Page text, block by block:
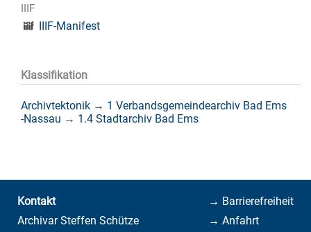
IIIF
IIIF-Manifest
Klassifikation
Archivtektonik → 1 Verbandsgemeindearchiv Bad Ems
-Nassau → 1.4 Stadtarchiv Bad Ems
→ Barrierefreiheit
→ Anfahrt
Kontakt
Archivar Steffen Schütze